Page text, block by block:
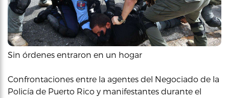
Sin órdenes entraron en un hogar
Confrontaciones entre la agentes del Negociado de la
Policía de Puerto Rico y manifestantes durante el